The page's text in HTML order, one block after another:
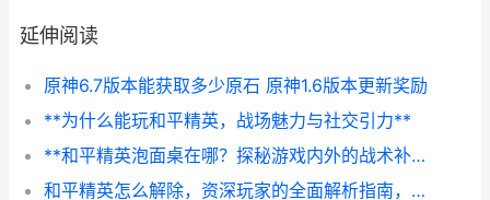
延伸阅读
原神6.7版本能获取多少原石 原神1.6版本更新奖励
**为什么能玩和平精英，战场魅力与社交引力**
**和平精英泡面桌在哪？探秘游戏内外的战术补给点**
和平精英怎么解除，资深玩家的全面解析指南，从心理到实操的告别之路